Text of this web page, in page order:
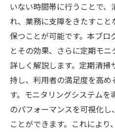
いない時間帯に行うことで
れ、業務に支障をきたすこ
保つことが可能です。本ブ
とその効果、さらに定期モ
詳しく解説します。定期清
持し、利用者の満足度を高
す。モニタリングシステム
のパフォーマンスを可視化
ことができます。これによ